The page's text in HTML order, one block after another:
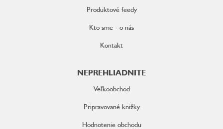
Produktové feedy
Kto sme - o nás
Kontakt
NEPREHLIADNITE
Veľkoobchod
Pripravované knižky
Hodnotenie obchodu